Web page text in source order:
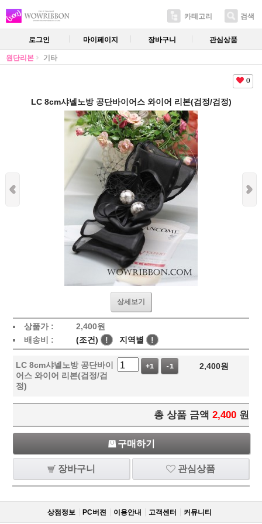
카테고리 검색
로그인 마이페이지 장바구니 관심상품
원단리본 기타
0
LC 8cm샤넬노방 공단바이어스 와이어 리본(검정/검정)
상세보기
상품가 : 2,400원
배송비 :
(조건) ! 지역별 !
LC 8cm샤넬노방 공단바이
어스 와이어 리본(검정/검
정)
+1 -1 2,400원
총 상품 금액 2,400 원
구매하기
장바구니 관심상품
상점정보 PC버젼 이용안내 고객센터 커뮤니티